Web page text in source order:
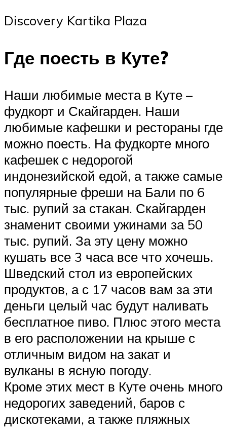
Discovery Kartika Plaza
Где поесть в Куте?
Наши любимые места в Куте –
фудкорт и Скайгарден. Наши
любимые кафешки и рестораны где
можно поесть. На фудкорте много
кафешек с недорогой
индонезийской едой, а также самые
популярные фреши на Бали по 6
тыс. рупий за стакан. Скайгарден
знаменит своими ужинами за 50
тыс. рупий. За эту цену можно
кушать все 3 часа все что хочешь.
Шведский стол из европейских
продуктов, а с 17 часов вам за эти
деньги целый час будут наливать
бесплатное пиво. Плюс этого места
в его расположении на крыше с
отличным видом на закат и
вулканы в ясную погоду.
Кроме этих мест в Куте очень много
недорогих заведений, баров с
дискотеками, а также пляжных